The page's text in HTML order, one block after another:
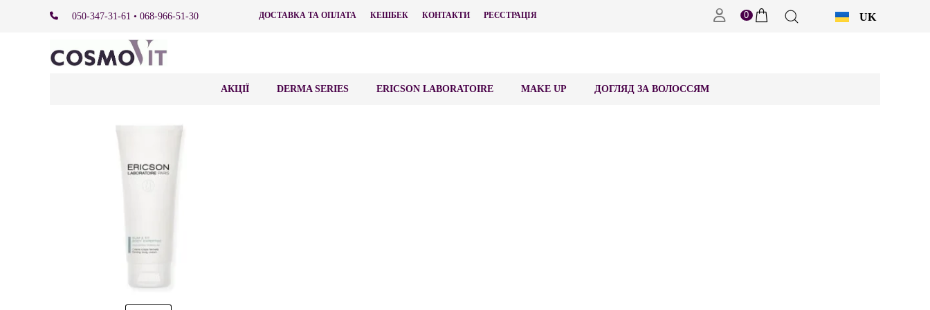
050-347-31-61 • 068-966-51-30 ДОСТАВКА ТА ОПЛАТА КЕШБЕК КОНТАКТИ РЕЄСТРАЦІЯ 0 UK
RU
АКЦІЇ DERMA SERIES ERICSON LABORATOIRE MAKE UP ДОГЛЯД ЗА ВОЛОССЯМ